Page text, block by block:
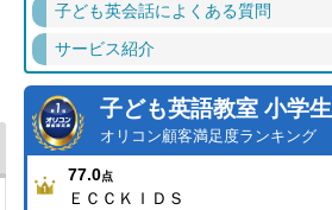
子ども英会話によくある質問
サービス紹介
子ども英語教室 小学生
オリコン顧客満足度ランキング
77.0点
ＥＣＣＫＩＤＳ